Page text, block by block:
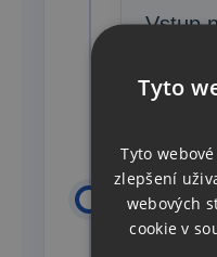
Vstup
Tyto
Tyto
zlepšení
webových
cookie v